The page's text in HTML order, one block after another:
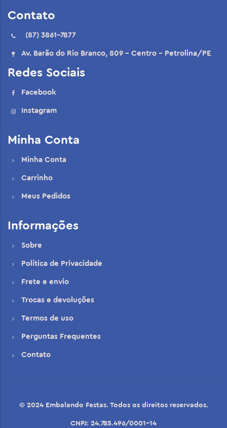
Contato
(87) 3861-7877
Av. Barão do Rio Branco, 809 - Centro - Petrolina/PE
Redes Sociais
Facebook
Instagram
Minha Conta
Minha Conta
Carrinho
Meus Pedidos
Informações
Sobre
Política de Privacidade
Frete e envio
Trocas e devoluções
Termos de uso
Perguntas Frequentes
Contato
© 2024 Embalando Festas. Todos os direitos reservados.
CNPJ: 24.785.496/0001-14